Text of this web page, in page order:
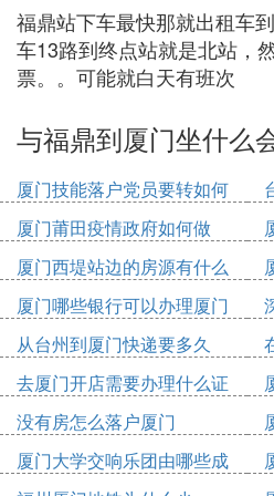
福鼎站下车最快那就出租车
车13路到终点站就是北站，
票。。可能就白天有班次
与福鼎到厦门坐什么
厦门技能落户党员要转如何
办理
厦门莆田疫情政府如何做
厦门西堤站边的房源有什么
厦门哪些银行可以办理厦门
市民卡
从台州到厦门快递要多久
去厦门开店需要办理什么证
件
没有房怎么落户厦门
厦门大学交响乐团由哪些成
员组成